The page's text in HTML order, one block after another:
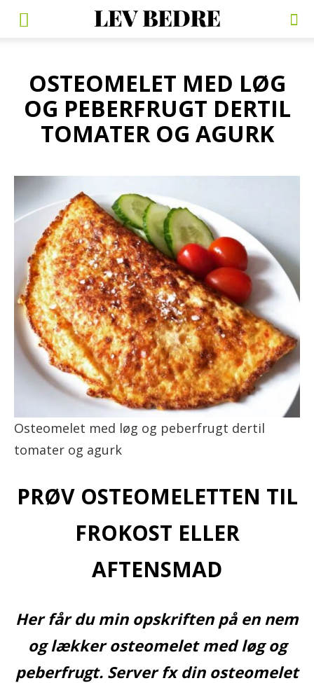
OSTEOMELET MED LØG
OG PEBERFRUGT DERTIL
TOMATER OG AGURK
Osteomelet med løg og peberfrugt dertil
tomater og agurk
PRØV OSTEOMELETTEN TIL
FROKOST ELLER
AFTENSMAD
Her får du min opskriften på en nem
og lækker osteomelet med løg og
peberfrugt. Server fx din osteomelet